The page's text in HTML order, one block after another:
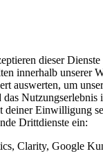
dieser
innerhalb unserer
auswerten, um
Nutzungserlebnis
deiner Einwilligung
Drittdienste ein:
Clarity, Google